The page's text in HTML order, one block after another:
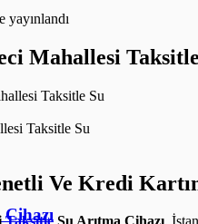
yayınlandı
Mahallesi
Taksitle Su
Ve Kredi